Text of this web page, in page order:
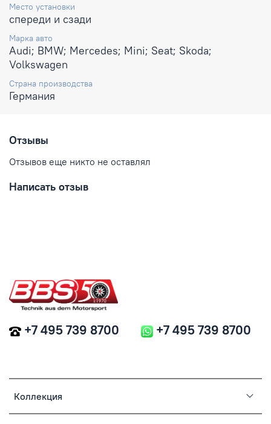
Место установки
спереди и сзади
Марка авто
Audi; BMW; Mercedes; Mini; Seat; Skoda;
Volkswagen
Страна производства
Германия
Отзывы
Отзывов еще никто не оставлял
Написать отзыв
Коллекция
+7 495 739 8700 +7 495 739 8700